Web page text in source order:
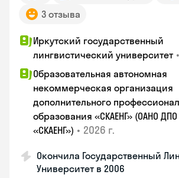
3 отзыва
Иркутский государственный
лингвистический университет •
Образовательная автономная
некоммерческая организация
дополнительного
образования «СКАЕНГ» (ОАНО ДПО
«СКАЕНГ») • 2026 г.
Окончила Государственный
Университет в 2006